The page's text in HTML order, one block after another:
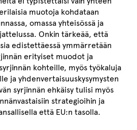
muotoja kohdataan
omassa yhteisössä ja
Onkin tärkeää, että
edistettäessä ymmärretään
erityiset muodot ja
kohteille, myös työkaluja
ja yhdenvertaisuuskysymysten
syrjinnän ehkäisy tulisi myös
strategioihin ja
että EU:n tasolla.